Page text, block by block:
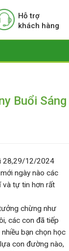
Hỗ trợ
khách hàng
Buổi Sáng
28,29/12/2024
ngày nào các
và tự tin hơn rất
chừng như
các con đã tiếp
bạn chọn học
con đường nào,